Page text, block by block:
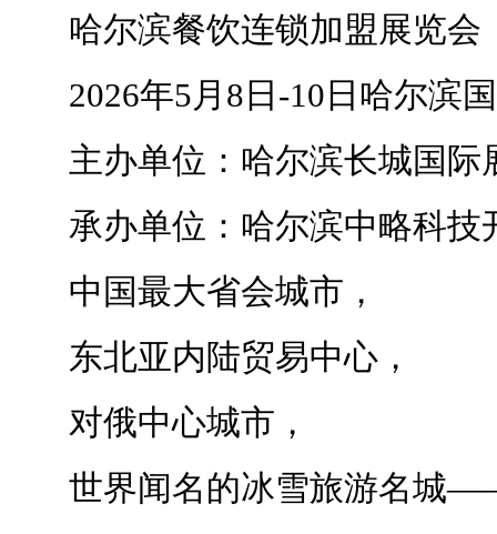
哈尔滨餐饮连锁加盟展览会
2026年5月8日-10日哈尔滨
主办单位：哈尔滨长城国际
承办单位：哈尔滨中略科技
中国最大省会城市，
东北亚内陆贸易中心，
对俄中心城市，
世界闻名的冰雪旅游名城